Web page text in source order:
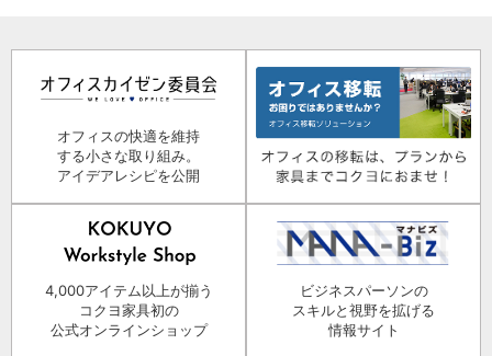
オフィスの快適を維持
する小さな取り組み。
アイデアレシピを公開
4,000アイテム以上が揃う
コクヨ家具初の
公式オンラインショップ
ビジネスパーソンの
スキルと視野を拡げる
情報サイト